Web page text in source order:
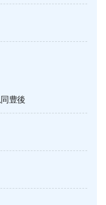
豊後